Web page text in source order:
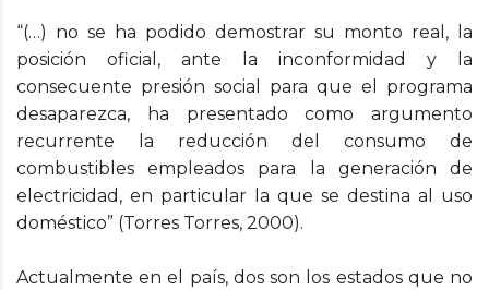
“(…) no se ha podido demostrar su monto real, la
posición oficial, ante la inconformidad y la
consecuente presión social para que el programa
desaparezca, ha presentado como argumento
recurrente la reducción del consumo de
combustibles empleados para la generación de
electricidad, en particular la que se destina al uso
doméstico” (Torres Torres, 2000).
Actualmente en el país, dos son los estados que no